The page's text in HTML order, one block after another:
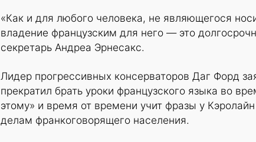
«Как и для любого человека, не являющегося
владение французским для него — это
секретарь Андреа Эрнесакс.
Лидер прогрессивных консерваторов Даг Форд
прекратил брать уроки французского языка во
этому» и время от времени учит фразы у
делам франкоговорящего населения.